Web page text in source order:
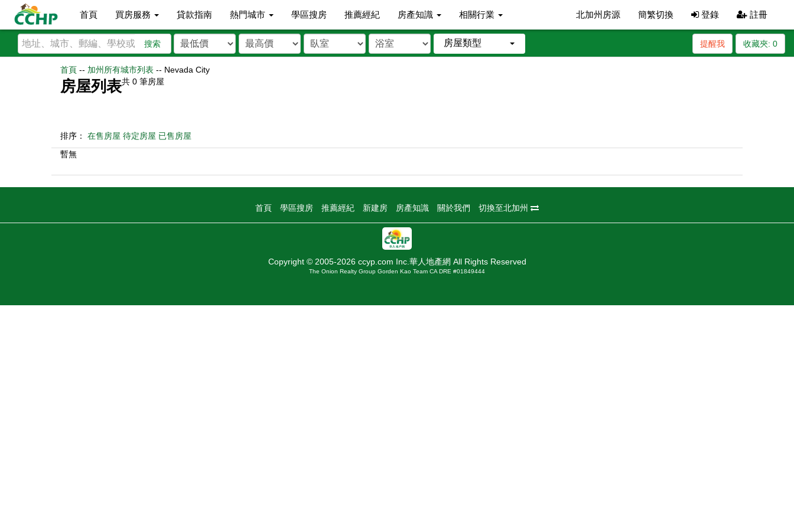
首頁 買房服務 貸款指南 熱門城市 學區搜房 推薦經紀 房產知識 相關行業 北加州房源 簡繁切換 登錄 註冊
搜索 房屋類型 收藏夾: 0
提醒我
首頁 -- 加州所有城市列表 -- Nevada City
房屋列表共 0 筆房屋
排序： 在售房屋 待定房屋 已售房屋
暫無
首頁 學區搜房 推薦經紀 新建房 房產知識 關於我們 切換至北加州
Copyright © 2005-2026 ccyp.com Inc.華人地產網 All Rights Reserved
The Onion Realty Group Gorden Kao Team CA DRE #01849444